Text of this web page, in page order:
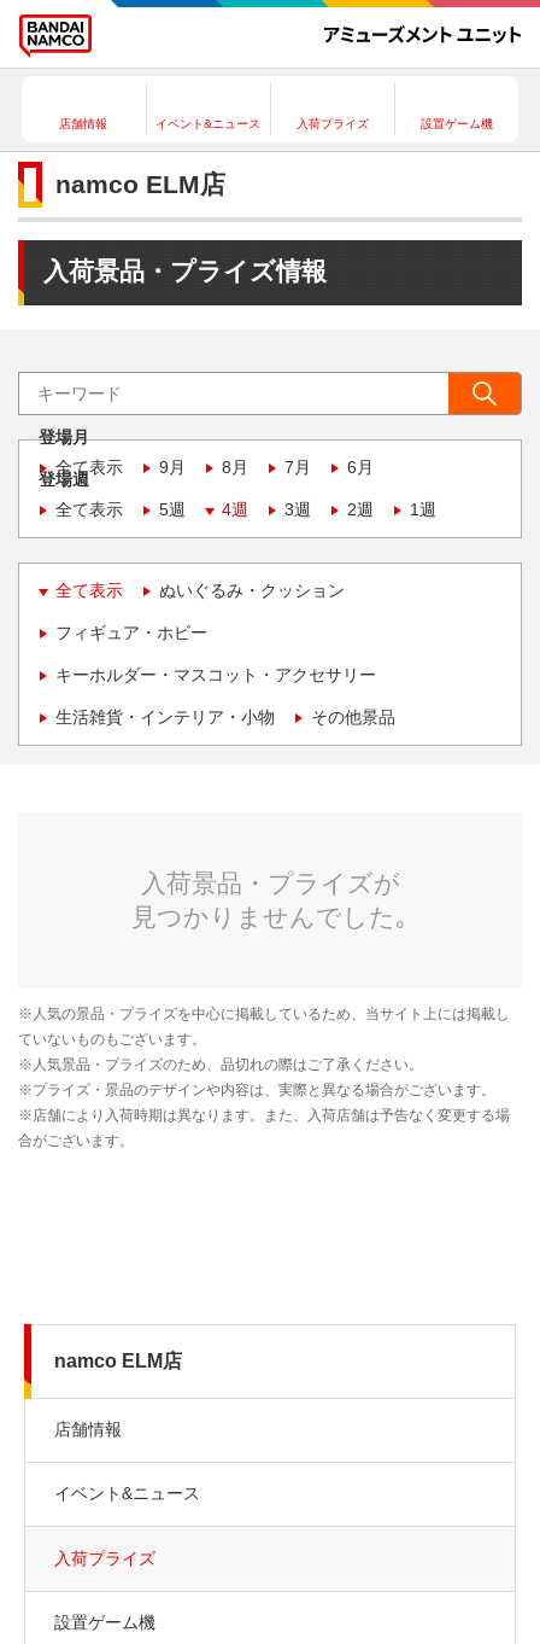
店舗情報 イベント&ニュース 入荷プライズ 設置ゲーム機
namco ELM店
入荷景品・プライズ情報
登場月
全て表示
9月 8月 7月 6月
登場週
全て表示
5週 4週 3週 2週 1週
全て表示 ぬいぐるみ・クッション
フィギュア・ホビー
キーホルダー・マスコット・アクセサリー
生活雑貨・インテリア・小物 その他景品
namco ELM店
店舗情報
イベント&ニュース
入荷プライズ
設置ゲーム機